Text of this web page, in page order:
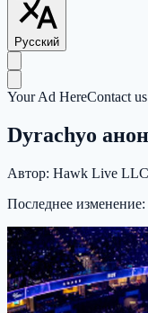
Русский
Your Ad HereContact
Dyrachyo
Автор: Hawk Live LLC
Последнее изменение: